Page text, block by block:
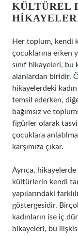
KÜLTÜREL
Her toplum, kendi
çocuklarına erken
sınıf hikayeleri,
alanlardan biridir.
hikayelerdeki
temsil ederken,
bağımsız ve
figürler olarak
çocuklara
karşımıza çıkar.
Ayrıca,
kültürlerin kendi
yapılarındaki
göstergesidir.
kadınların ise iç
hikayeleri, bu